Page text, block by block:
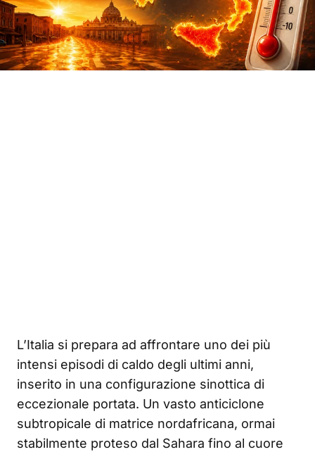
L’Italia si prepara ad affrontare uno dei più
intensi episodi di caldo degli ultimi anni,
inserito in una configurazione sinottica di
eccezionale portata. Un vasto anticiclone
subtropicale di matrice nordafricana, ormai
stabilmente proteso dal Sahara fino al cuore